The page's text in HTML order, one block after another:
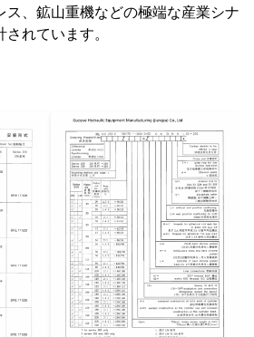
ス、鉱山重機などの極端な産業シナ
れています。